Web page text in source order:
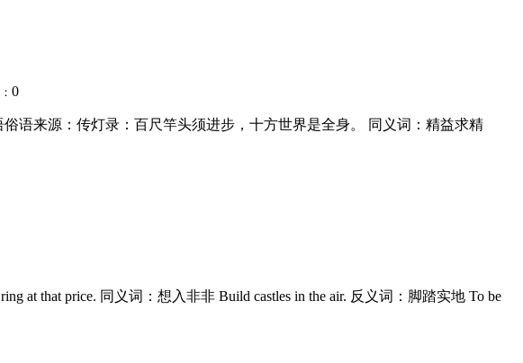
0
俗语来源：传灯录：百尺竿头须进步，十方世界是全身。 同义词：精益求精
at that price. 同义词：想入非非 Build castles in the air. 反义词：脚踏实地 To be